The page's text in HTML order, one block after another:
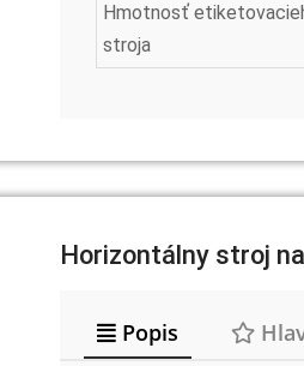
Hmotnosť
stroja
Horizontálny stroj
Popis